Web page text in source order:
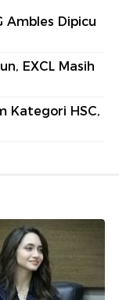
Ambles Dipicu
EXCL Masih
Kategori HSC,